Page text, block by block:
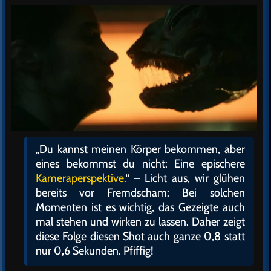
„Du kannst meinen Körper bekommen, aber
eines bekommst du nicht: Eine epischere
Kameraperspektive.“ – Licht aus, wir glühen
bereits vor Fremdscham: Bei solchen
Momenten ist es wichtig, das Gezeigte auch
mal stehen und wirken zu lassen. Daher zeigt
diese Folge diesen Shot auch ganze 0,8 statt
nur 0,6 Sekunden. Pfiffig!